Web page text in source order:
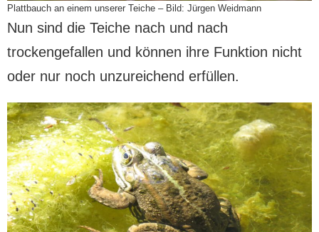
Plattbauch an einem unserer Teiche – Bild: Jürgen Weidmann
Nun sind die Teiche nach und nach
trockengefallen und können ihre Funktion nicht
oder nur noch unzureichend erfüllen.